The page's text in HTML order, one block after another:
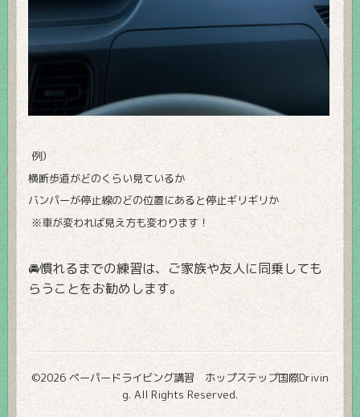
例）
横断歩道がどのくらい見ているか
バンパーが停止線のどの位置にあると停止ギリギリか
※車が変われば見え方も変わります！
🚘慣れるまでの練習は、ご家族や友人に同乗しても
らうことをお勧めします。
©2026 ペーパードライビング講習 ホップステップ国際Drivin
g. All Rights Reserved.